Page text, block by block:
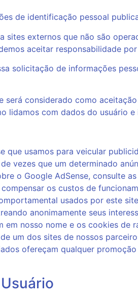
de identificação pessoal
sites externos que não são
aceitar responsabilidade
solicitação de informações
será considerado como
lidamos com dados do usuário
que usamos para veicular
vezes que um determinado
o Google AdSense, consulte
os custos de
usados ​​por este
anonimamente seus
em nosso nome e os cookies
um dos sites de nossos
ofereçam qualquer